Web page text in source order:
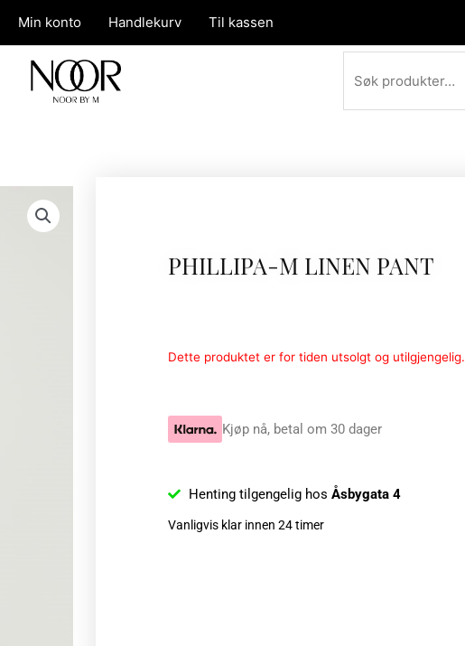
Min konto Handlekurv Til kassen
Søk
PHILLIPA-M LINEN PANT
Dette produktet er for tiden utsolgt og utilgjengelig.
Kjøp nå, betal om 30 dager
Henting tilgengelig hos Åsbygata 4
Vanligvis klar innen 24 timer